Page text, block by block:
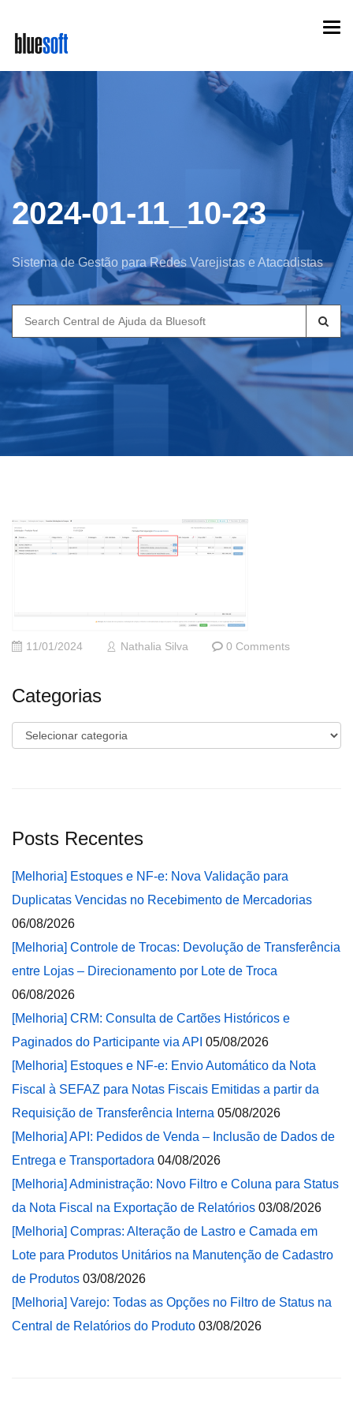
main
content
2024-01-11_10-23
Sistema de Gestão para Redes Varejistas e Atacadistas
Search
for:
11/01/2024 Nathalia Silva 0 Comments
Categorias
Categorias
Posts Recentes
[Melhoria] Estoques e NF-e: Nova Validação para
Duplicatas Vencidas no Recebimento de Mercadorias
06/08/2026
[Melhoria] Controle de Trocas: Devolução de Transferência
entre Lojas – Direcionamento por Lote de Troca
06/08/2026
[Melhoria] CRM: Consulta de Cartões Históricos e
Paginados do Participante via API 05/08/2026
[Melhoria] Estoques e NF-e: Envio Automático da Nota
Fiscal à SEFAZ para Notas Fiscais Emitidas a partir da
Requisição de Transferência Interna 05/08/2026
[Melhoria] API: Pedidos de Venda – Inclusão de Dados de
Entrega e Transportadora 04/08/2026
[Melhoria] Administração: Novo Filtro e Coluna para Status
da Nota Fiscal na Exportação de Relatórios 03/08/2026
[Melhoria] Compras: Alteração de Lastro e Camada em
Lote para Produtos Unitários na Manutenção de Cadastro
de Produtos 03/08/2026
[Melhoria] Varejo: Todas as Opções no Filtro de Status na
Central de Relatórios do Produto 03/08/2026